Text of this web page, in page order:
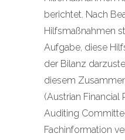
berichtet. Nach
Hilfsmaßnahmen
Aufgabe, diese
der Bilanz
diesem
(Austrian Financial
Auditing
Fachinformation